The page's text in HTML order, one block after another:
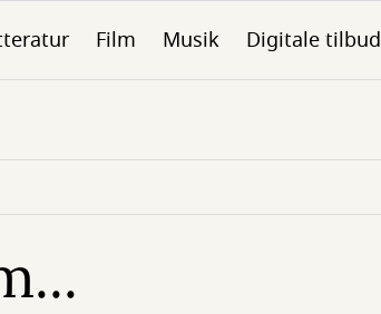
Film Musik Digitale tilbud